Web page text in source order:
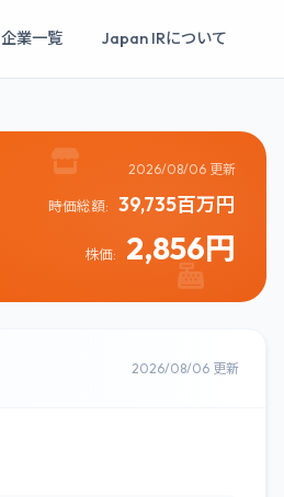
企業一覧 Japan IRについて
2026/08/06 更新
時価総額: 39,735百万円
株価: 2,856円
2026/08/06 更新